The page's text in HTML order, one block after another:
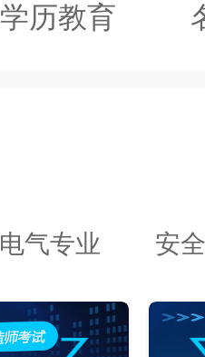
学历教育
电气专业 安